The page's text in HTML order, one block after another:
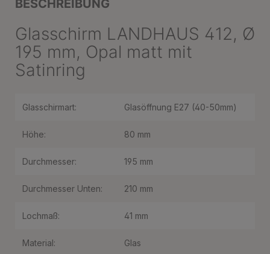
BESCHREIBUNG
Glasschirm LANDHAUS 412, Ø
195 mm, Opal matt mit
Satinring
Glasschirmart: Glasöffnung E27 (40-50mm)
Höhe: 80 mm
Durchmesser: 195 mm
Durchmesser Unten: 210 mm
Lochmaß: 41 mm
Material: Glas